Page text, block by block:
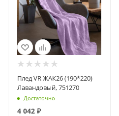
Плед VR ЖАК26 (190*220)
Лавандовый, 751270
Достаточно
4 042 ₽